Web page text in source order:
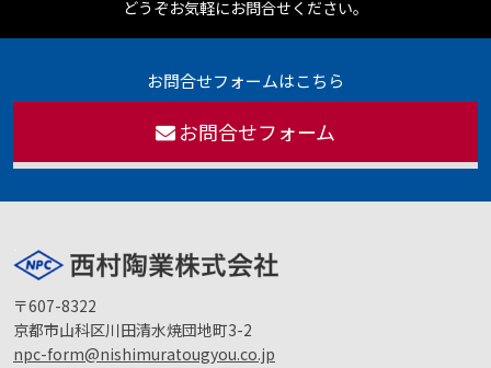
どうぞお気軽にお問合せください。
お問合せフォームはこちら
お問合せフォーム
〒607-8322
京都市山科区川田清水焼団地町3-2
npc-form@nishimuratougyou.co.jp